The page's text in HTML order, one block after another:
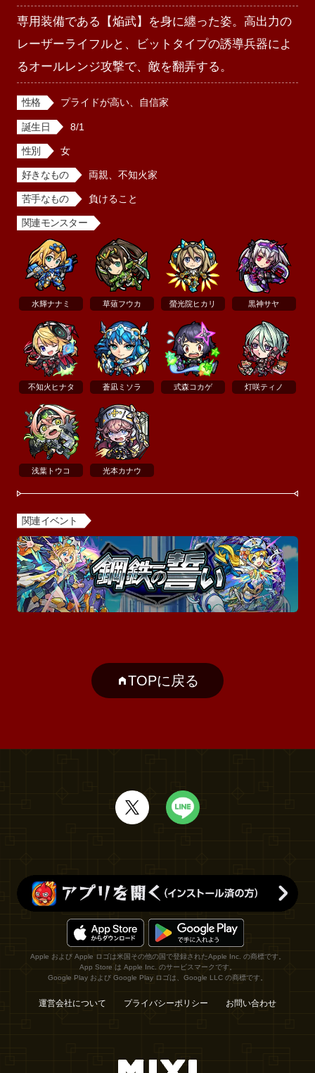
専用装備である【焔武】を身に纏った姿。高出力の
レーザーライフルと、ビットタイプの誘導兵器によ
るオールレンジ攻撃で、敵を翻弄する。
性格 プライドが高い、自信家
誕生日 8/1
性別 女
好きなもの 両親、不知火家
苦手なもの 負けること
関連モンスター
水輝ナナミ 草薙フウカ 螢光院ヒカリ 黒神サヤ
不知火ヒナタ 蒼凪ミソラ 式森コカゲ 灯咲ティノ
浅葉トウコ 光本カナウ
関連イベント
TOPに戻る
Apple および Apple ロゴは米国その他の国で登録されたApple Inc. の商標です。
App Store は Apple Inc. のサービスマークです。
Google Play および Google Play ロゴは、Google LLC の商標です。
運営会社について プライバシーポリシー お問い合わせ